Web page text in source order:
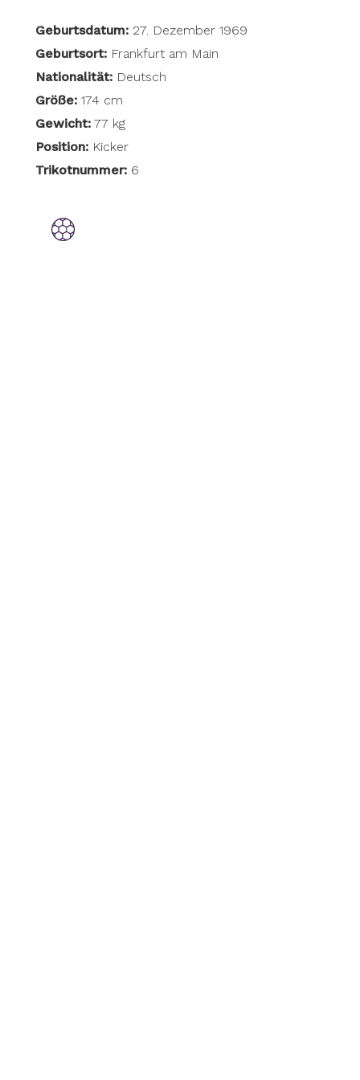
Geburtsdatum:27. Dezember 1969
Geburtsort:Frankfurt am Main
Nationalität:Deutsch
Größe:174 cm
Gewicht:77 kg
Position:Kicker
Trikotnummer:6